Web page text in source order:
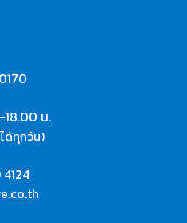
น.
ด้ทุกวัน)